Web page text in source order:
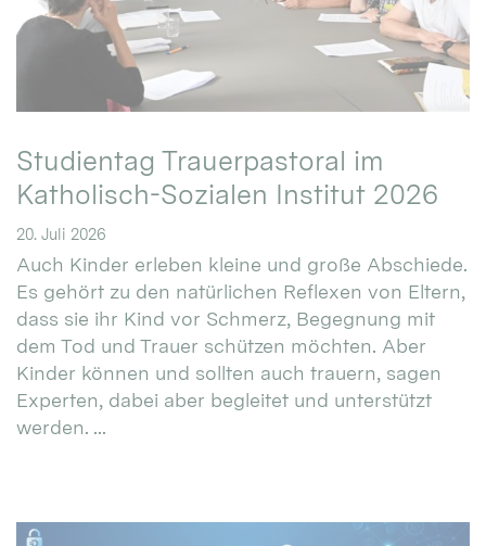
Studientag Trauerpastoral im
Katholisch-Sozialen Institut 2026
20. Juli 2026
Auch Kinder erleben kleine und große Abschiede.
Es gehört zu den natürlichen Reflexen von Eltern,
dass sie ihr Kind vor Schmerz, Begegnung mit
dem Tod und Trauer schützen möchten. Aber
Kinder können und sollten auch trauern, sagen
Experten, dabei aber begleitet und unterstützt
werden. ...